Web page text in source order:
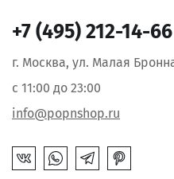
+7 (495) 212-14-66
г. Москва, ул. Малая
с 11:00 до 23:00
info@popnshop.ru